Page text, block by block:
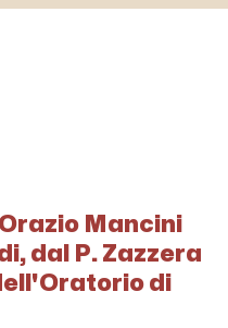
Mancini
dal P. Zazzera
di